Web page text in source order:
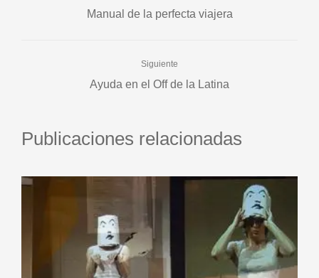
Manual de la perfecta viajera
Siguiente
Ayuda en el Off de la Latina
Publicaciones relacionadas